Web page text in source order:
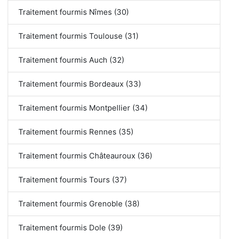
Traitement fourmis Nîmes (30)
Traitement fourmis Toulouse (31)
Traitement fourmis Auch (32)
Traitement fourmis Bordeaux (33)
Traitement fourmis Montpellier (34)
Traitement fourmis Rennes (35)
Traitement fourmis Châteauroux (36)
Traitement fourmis Tours (37)
Traitement fourmis Grenoble (38)
Traitement fourmis Dole (39)